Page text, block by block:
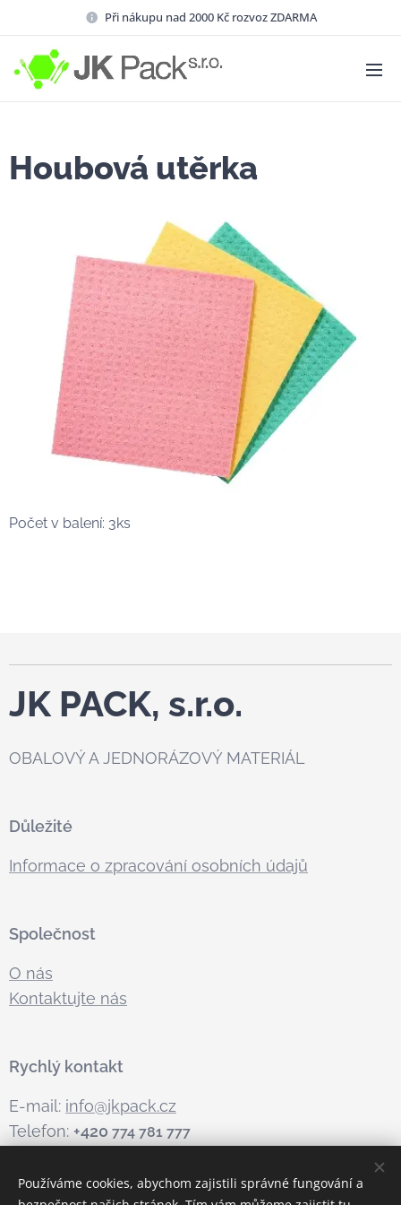
Při nákupu nad 2000 Kč rozvoz ZDARMA
Houbová utěrka
Počet v balení: 3ks
JK PACK, s.r.o.
OBALOVÝ A JEDNORÁZOVÝ MATERIÁL
Důležité
Informace o zpracování osobních údajů
Společnost
O nás
Kontaktujte nás
Rychlý kontakt
E-mail: info@jkpack.cz
Telefon: +420 774 781 777
Používáme cookies, abychom zajistili správné fungování a